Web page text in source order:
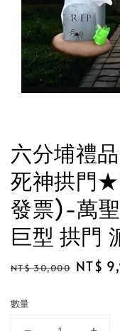
六分埔禮
死神拱門
發票)-萬
巨型 拱門
Regular
NT$ 30,000 Sale
NT$
數量